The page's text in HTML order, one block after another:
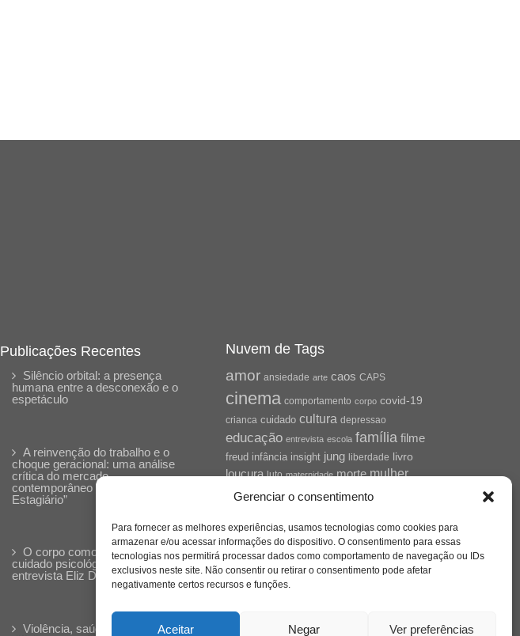
Gerenciar o consentimento
Para fornecer as melhores experiências, usamos tecnologias como cookies para
armazenar e/ou acessar informações do dispositivo. O consentimento para essas
tecnologias nos permitirá processar dados como comportamento de navegação ou IDs
exclusivos neste site. Não consentir ou retirar o consentimento pode afetar
negativamente certos recursos e funções.
Aceitar Negar Ver preferências
Publicações Recentes
Silêncio orbital: a presença
humana entre a desconexão e o
espetáculo
A reinvenção do trabalho e o
choque geracional: uma análise
crítica do mercado
contemporâneo em “Um Senhor
Estagiário”
O corpo como expressão do
cuidado psicológico: (En)Cena
entrevista Eliz Dorneles
Violência, saúde mental e a
Nuvem de Tags
amor ansiedade arte caos CAPS
cinema comportamento corpo covid-19
crianca cuidado cultura depressao
educação entrevista escola família filme
freud infância insight jung liberdade livro
loucura luto maternidade morte mulher
pandemia psicanálise
psicologia redes sociais
saúdesaúde mental
sexualidade sociedade SUS
tecnologia
violência